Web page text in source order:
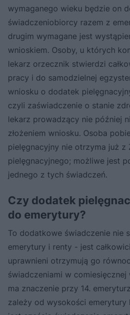
wymaganego wieku będzie on
świadczeniobiorcy razem z
drugim wymagane jest
wnioskiem. Osoby, u których
lekarz orzecznik stwierdzi
pracy i do samodzielnej
wniosku o dodatek
czyli zaświadczenie o stanie
lekarz prowadzący nie później
złożeniem wniosku. Osoba
pielęgnacyjny nie otrzyma już z
pielęgnacyjnego; możliwe jest
jednego z tych świadczeń.
Czy dodatek
do emerytury?
To dodatkowe świadczenie nie
emerytury i renty - jest
uprawnieni otrzymują go
świadczeniami w comiesięcznej
ma znaczenie przy 14.
zależy od wysokości emerytury